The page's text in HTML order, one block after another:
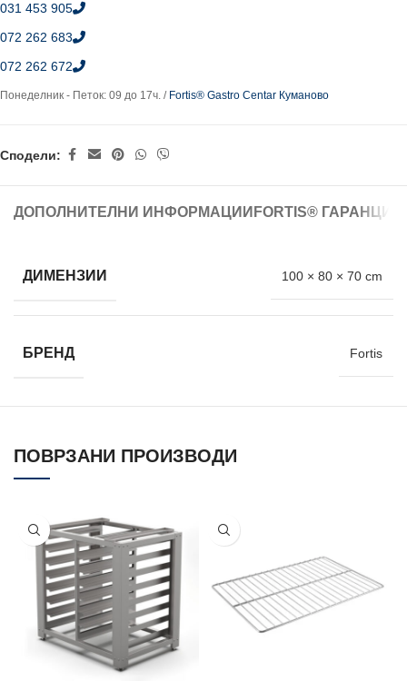
031 453 905
072 262 683
072 262 672
Понеделник - Петок: 09 до 17ч. / Fortis® Gastro Centar Куманово
Сподели:
ДОПОЛНИТЕЛНИ ИНФОРМАЦИИ FORTIS®
ДИМЕНЗИИ 100 × 80 × 70 cm
БРЕНД Fortis
ПОВРЗАНИ ПРОИЗВОДИ